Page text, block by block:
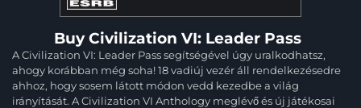
Buy Civilization VI: Leader Pass
A Civilization VI: Leader Pass segítségével úgy uralkodhatsz,
ahogy korábban még soha! 18 vadiúj vezér áll rendelkezésedre
ahhoz, hogy sosem látott módon vedd kezedbe a világ
irányítását. A Civilization VI Anthology meglévő és új játékosai